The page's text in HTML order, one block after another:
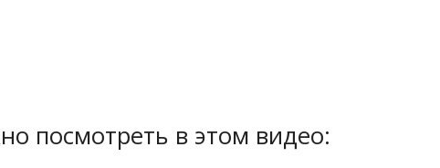
посмотреть в этом видео: